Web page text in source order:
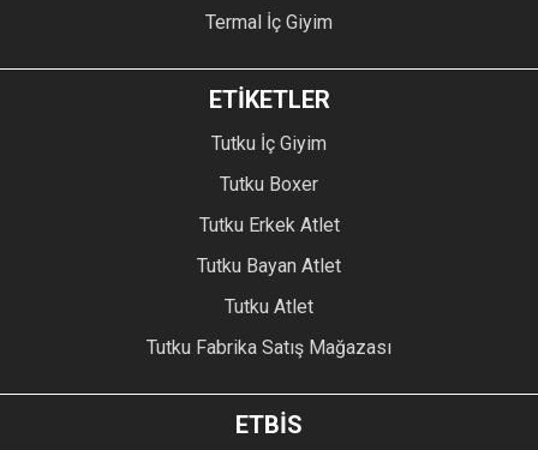
Termal İç Giyim
ETİKETLER
Tutku İç Giyim
Tutku Boxer
Tutku Erkek Atlet
Tutku Bayan Atlet
Tutku Atlet
Tutku Fabrika Satış Mağazası
ETBİS